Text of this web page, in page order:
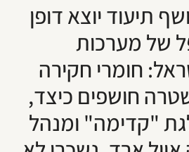
תיעוד יוצא דופן
של מערכות
חומרי חקירה
חושפים כיצד,
"קדימה" ומנהל